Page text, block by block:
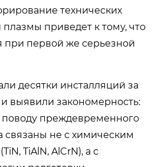
технических
приведет к тому, что
при первой же серьезной
десятки инсталляций за
выявили закономерность:
преждевременного
связаны не с химическим
TiAlN, AlCrN), а с